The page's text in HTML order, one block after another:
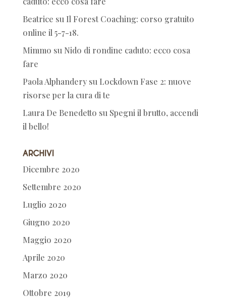
Beatrice su Il Forest Coaching: corso gratuito
online il 5-7-18.
Mimmo su Nido di rondine caduto: ecco cosa
fare
Paola Alphanderysu Lockdown Fase 2: nuove
risorse per la cura di te
Laura De Benedetto su Spegni il brutto, accendi
il bello!
Archivi
Dicembre 2020
Settembre 2020
Luglio 2020
Giugno 2020
Maggio 2020
Aprile 2020
Marzo 2020
Ottobre 2019